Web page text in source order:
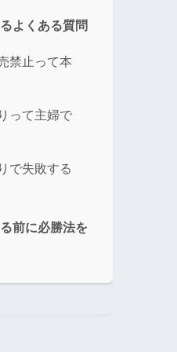
よくある質問
禁止って本
って主婦で
で失敗する
前に必勝法を